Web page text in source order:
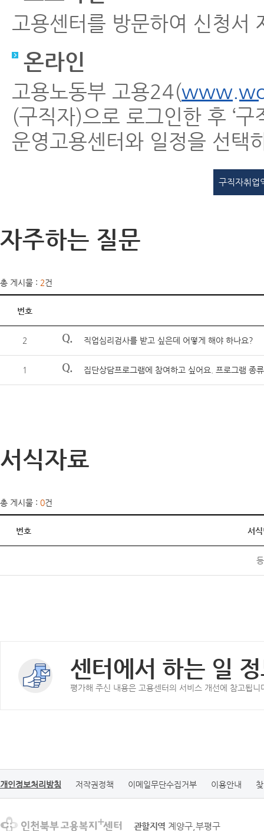
고용센터를 방문하여 신청서
온라인
고용노동부 고용24(
(구직자)으로 로그인한 후 ‘
운영고용센터와 일정을 선택
구직자취업
자주하는 질문
총 게시물 : 2건
번호
2 Q. 직업심리검사를 받고 싶은데 어떻게 해야 하나요?
1 Q. 집단상담프로그램에 참여하고 싶어요. 프로그램 종
서식자료
총 게시물 : 0건
번호 서
센터에서 하는 일
평가해 주신 내용은 고용센터의 서비스 개선에 참고됩니
개인정보처리방침 저작권정책 이메일무단수집거부 이용안내
관할지역 계양구,부평구